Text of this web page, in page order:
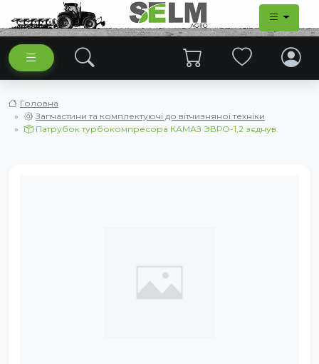
Головна
Запчастини та комплектуючі до вітчизняної техніки
Патрубок турбокомпресора КАМАЗ ЭВРО-1,2 зєднув.